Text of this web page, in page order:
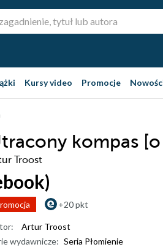
Kursy video Promocje
kompas
Troost
+20 pkt
Artur Troost
wydawnicze: Seria Płomienie